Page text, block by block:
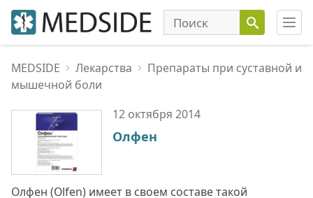
MEDSIDE Лекарства
Препараты при суставной и
мышечной боли
12 октября 2014
Олфен
Олфен (Olfen) имеет в своем составе такой